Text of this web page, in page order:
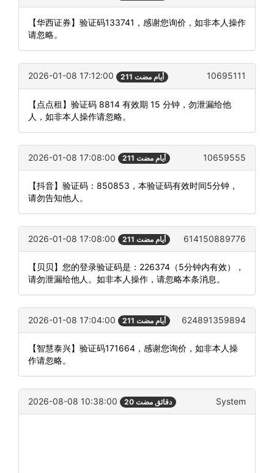
【华西证券】验证码133741，感谢您询价，如非本人操作
请忽略。
2026-01-08 17:12:00 211 أيام مضت 10695111
【点点租】验证码 8814 有效期 15 分钟，勿泄漏给他
人，如非本人操作请忽略。
2026-01-08 17:08:00 211 أيام مضت 10659555
【抖音】验证码：850853，本验证码有效时间5分钟，
请勿告知他人。
2026-01-08 17:08:00 211 أيام مضت 614150889776
【贝贝】您的登录验证码是：226374（5分钟内有效），
请勿泄漏给他人。如非本人操作，请忽略本条消息。
2026-01-08 17:04:00 211 أيام مضت 624891359894
【智慧泰兴】验证码171664，感谢您询价，如非本人操
作请忽略。
2026-08-08 10:38:00 20 دقائق مضت System